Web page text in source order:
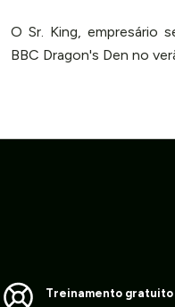
O Sr. King, empresário
BBC Dragon's Den no
Treinamento gratuito